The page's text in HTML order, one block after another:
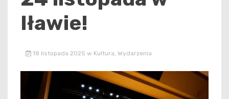
Iławie!
18 listopada 2025 w Kultura, Wydarzenia